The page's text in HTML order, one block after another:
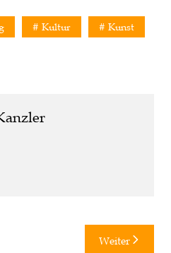
Kultur Kunst
Weiter